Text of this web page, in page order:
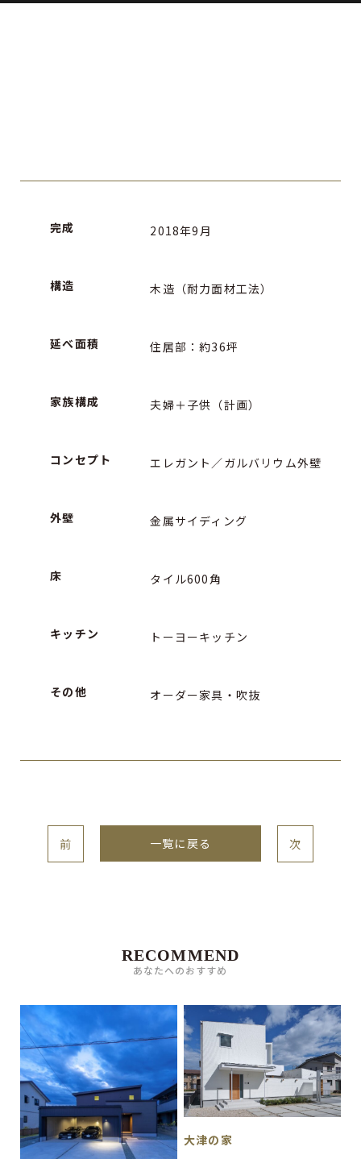
完成 2018年9月
構造 木造（耐力面材工法）
延べ面積 住居部：約36坪
家族構成 夫婦＋子供（計画）
コンセプト エレガント／ガルバリウム外壁
外壁 金属サイディング
床 タイル600角
キッチン トーヨーキッチン
その他 オーダー家具・吹抜
前 一覧に戻る 次
RECOMMEND
あなたへのおすすめ
大津の家